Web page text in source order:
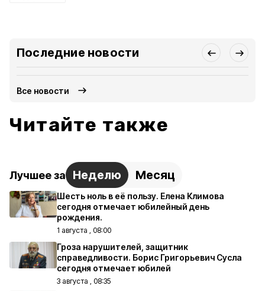
Последние новости
Все новости
Читайте также
Лучшее за Неделю Месяц
Шесть ноль в её пользу. Елена Климова
сегодня отмечает юбилейный день
рождения.
1 августа , 08:00
Гроза нарушителей, защитник
справедливости. Борис Григорьевич Сусла
сегодня отмечает юбилей
3 августа , 08:35